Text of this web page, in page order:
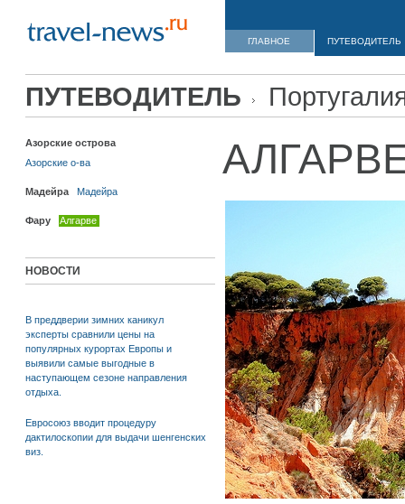
ГЛАВНОЕ ПУТЕВОДИТЕЛЬ
ПУТЕВОДИТЕЛЬ
Азорские острова
Азорские о-ва
Мадейра Мадейра
Фару Алгарве
НОВОСТИ
В преддверии зимних каникул
эксперты сравнили цены на
популярных курортах Европы и
выявили самые выгодные в
наступающем сезоне направления
отдыха.
Евросоюз вводит процедуру
дактилоскопии для выдачи шенгенских
виз.